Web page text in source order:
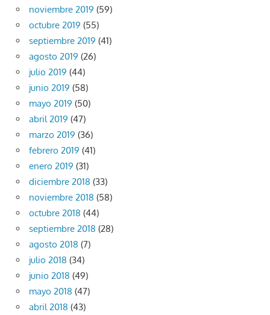
noviembre 2019 (59)
octubre 2019 (55)
septiembre 2019 (41)
agosto 2019 (26)
julio 2019 (44)
junio 2019 (58)
mayo 2019 (50)
abril 2019 (47)
marzo 2019 (36)
febrero 2019 (41)
enero 2019 (31)
diciembre 2018 (33)
noviembre 2018 (58)
octubre 2018 (44)
septiembre 2018 (28)
agosto 2018 (7)
julio 2018 (34)
junio 2018 (49)
mayo 2018 (47)
abril 2018 (43)